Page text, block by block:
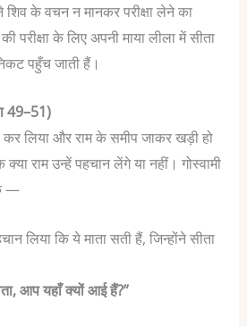
शिव के वचन न मानकर परीक्षा लेने का
परीक्षा के लिए अपनी माया लीला में सीता
पहुँच जाती हैं।
49–51)
लिया और राम के समीप जाकर खड़ी हो
राम उन्हें पहचान लेंगे या नहीं। गोस्वामी
—
लिया कि ये माता सती हैं, जिन्होंने सीता
आप यहाँ क्यों आई हैं?”